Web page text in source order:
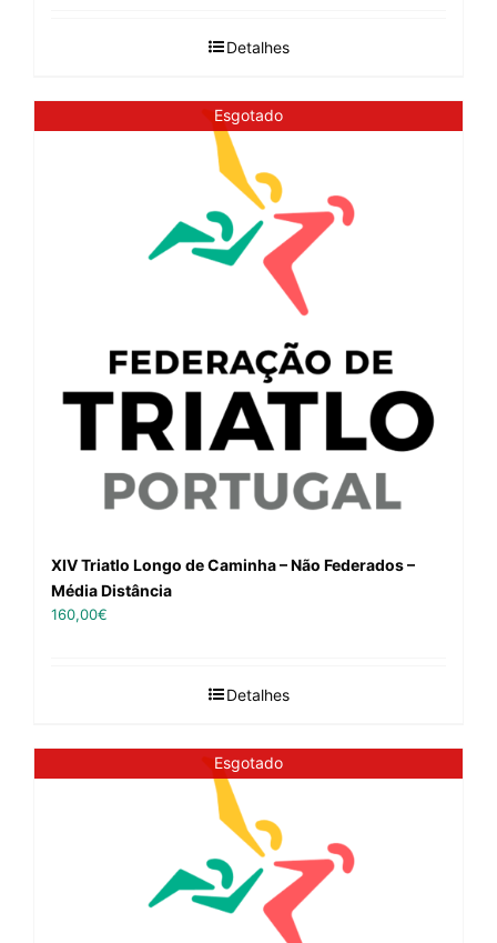
Detalhes
Esgotado
XIV Triatlo Longo de Caminha – Não Federados –
Média Distância
160,00€
Detalhes
Esgotado